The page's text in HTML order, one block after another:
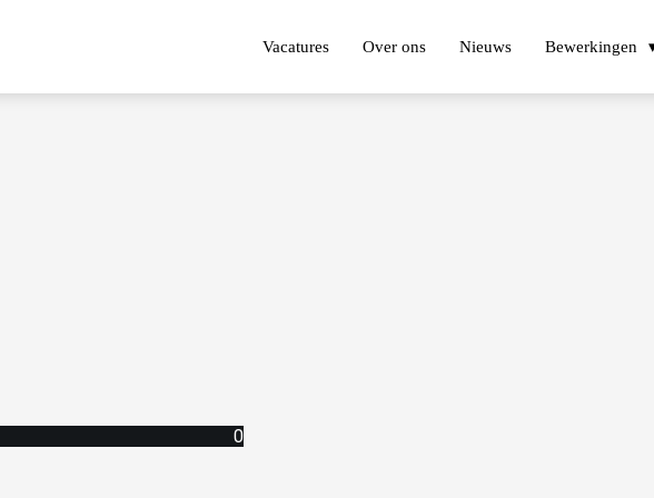
Vacatures Over ons Nieuws Bewerkingen
0